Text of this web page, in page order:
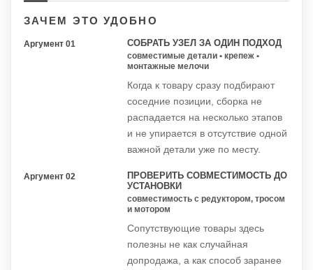
ЗАЧЕМ ЭТО УДОБНО
Аргумент 01 СОБРАТЬ УЗЕЛ ЗА ОДИН ПОДХОД
совместимые детали • крепеж •
монтажные мелочи
Когда к товару сразу подбирают
соседние позиции, сборка не
распадается на несколько этапов
и не упирается в отсутствие одной
важной детали уже по месту.
Аргумент 02
ПРОВЕРИТЬ СОВМЕСТИМОСТЬ ДО
УСТАНОВКИ
совместимость с редуктором, тросом
и мотором
Сопутствующие товары здесь
полезны не как случайная
допродажа, а как способ заранее